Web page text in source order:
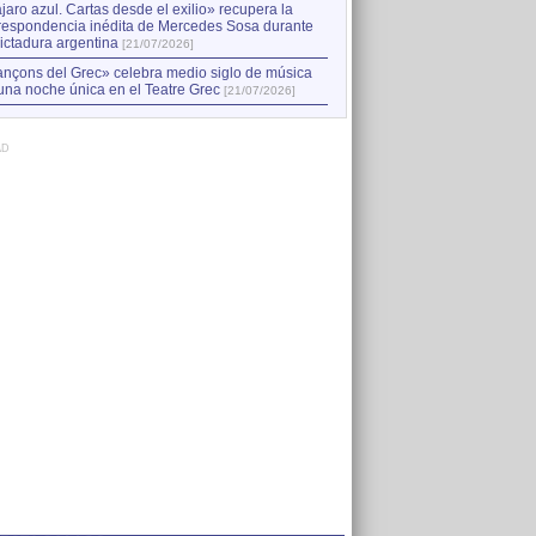
azul. Cartas desde el exilio» recupera la
inédita de Mercedes Sosa durante
argentina [21/07/2026]
del Grec» celebra medio siglo de música
noche única en el Teatre Grec [21/07/2026]